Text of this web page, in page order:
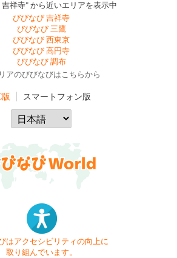
祥寺" から近いエリアを表示中
びびなび 吉祥寺
びびなび 三鷹
びびなび 西東京
びびなび 高円寺
びびなび 調布
アのびびなびはこちらから
版 スマートフォン版
はアクセシビリティの向上に
取り組んでいます。